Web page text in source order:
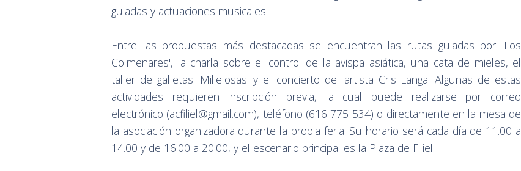
guiadas y actuaciones musicales.
Entre las propuestas más destacadas se encuentran las rutas guiadas por 'Los
Colmenares', la charla sobre el control de la avispa asiática, una cata de mieles, el
taller de galletas 'Milielosas' y el concierto del artista Cris Langa. Algunas de estas
actividades requieren inscripción previa, la cual puede realizarse por correo
electrónico (acfiliel@gmail.com), teléfono (616 775 534) o directamente en la mesa de
la asociación organizadora durante la propia feria. Su horario será cada día de 11.00 a
14.00 y de 16.00 a 20.00, y el escenario principal es la Plaza de Filiel.